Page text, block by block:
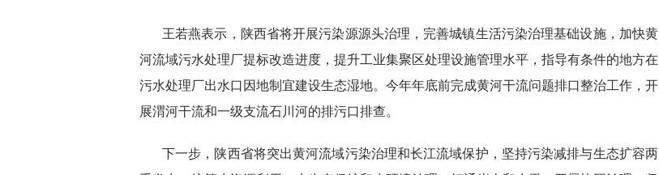
王若燕表示，陕西省将开展污染源源头治理，完善城镇生活污染治理基础设施，加快黄
河流域污水处理厂提标改造进度，提升工业集聚区处理设施管理水平，指导有条件的地方在
污水处理厂出水口因地制宜建设生态湿地。今年年底前完成黄河干流问题排口整治工作，开
展渭河干流和一级支流石川河的排污口排查。
下一步，陕西省将突出黄河流域污染治理和长江流域保护，坚持污染减排与生态扩容两